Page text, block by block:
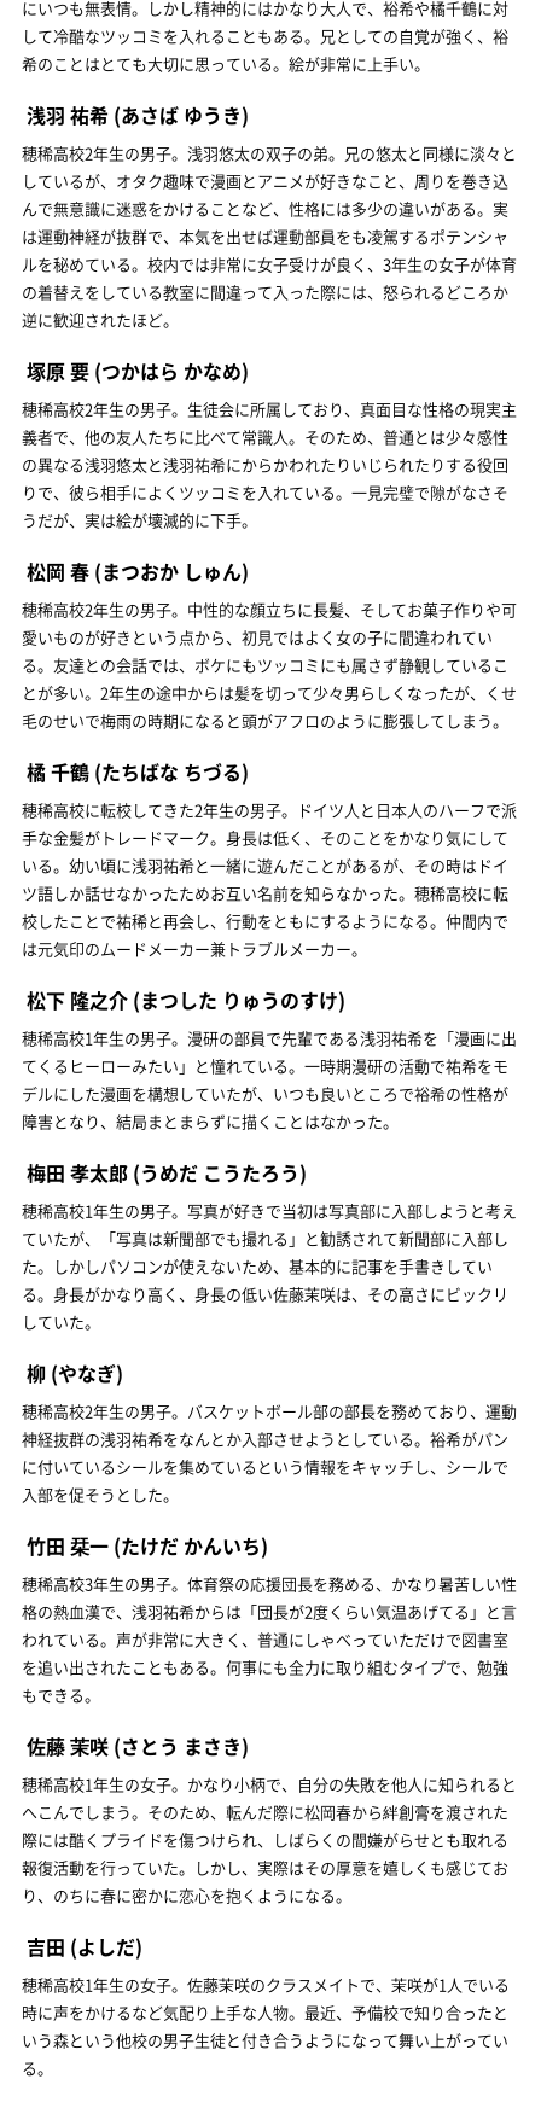
にいつも無表情。しかし精神的にはかなり大人で、裕希や橘千鶴に対
して冷酷なツッコミを入れることもある。兄としての自覚が強く、裕
希のことはとても大切に思っている。絵が非常に上手い。
浅羽 祐希 (あさば ゆうき)
穂稀高校2年生の男子。浅羽悠太の双子の弟。兄の悠太と同様に淡々と
しているが、オタク趣味で漫画とアニメが好きなこと、周りを巻き込
んで無意識に迷惑をかけることなど、性格には多少の違いがある。実
は運動神経が抜群で、本気を出せば運動部員をも凌駕するポテンシャ
ルを秘めている。校内では非常に女子受けが良く、3年生の女子が体育
の着替えをしている教室に間違って入った際には、怒られるどころか
逆に歓迎されたほど。
塚原 要 (つかはら かなめ)
穂稀高校2年生の男子。生徒会に所属しており、真面目な性格の現実主
義者で、他の友人たちに比べて常識人。そのため、普通とは少々感性
の異なる浅羽悠太と浅羽祐希にからかわれたりいじられたりする役回
りで、彼ら相手によくツッコミを入れている。一見完璧で隙がなさそ
うだが、実は絵が壊滅的に下手。
松岡 春 (まつおか しゅん)
穂稀高校2年生の男子。中性的な顔立ちに長髪、そしてお菓子作りや可
愛いものが好きという点から、初見ではよく女の子に間違われてい
る。友達との会話では、ボケにもツッコミにも属さず静観しているこ
とが多い。2年生の途中からは髪を切って少々男らしくなったが、くせ
毛のせいで梅雨の時期になると頭がアフロのように膨張してしまう。
橘 千鶴 (たちばな ちづる)
穂稀高校に転校してきた2年生の男子。ドイツ人と日本人のハーフで派
手な金髪がトレードマーク。身長は低く、そのことをかなり気にして
いる。幼い頃に浅羽祐希と一緒に遊んだことがあるが、その時はドイ
ツ語しか話せなかったためお互い名前を知らなかった。穂稀高校に転
校したことで祐稀と再会し、行動をともにするようになる。仲間内で
は元気印のムードメーカー兼トラブルメーカー。
松下 隆之介 (まつした りゅうのすけ)
穂稀高校1年生の男子。漫研の部員で先輩である浅羽祐希を「漫画に出
てくるヒーローみたい」と憧れている。一時期漫研の活動で祐希をモ
デルにした漫画を構想していたが、いつも良いところで裕希の性格が
障害となり、結局まとまらずに描くことはなかった。
梅田 孝太郎 (うめだ こうたろう)
穂稀高校1年生の男子。写真が好きで当初は写真部に入部しようと考え
ていたが、「写真は新聞部でも撮れる」と勧誘されて新聞部に入部し
た。しかしパソコンが使えないため、基本的に記事を手書きしてい
る。身長がかなり高く、身長の低い佐藤茉咲は、その高さにビックリ
していた。
柳 (やなぎ)
穂稀高校2年生の男子。バスケットボール部の部長を務めており、運動
神経抜群の浅羽祐希をなんとか入部させようとしている。裕希がパン
に付いているシールを集めているという情報をキャッチし、シールで
入部を促そうとした。
竹田 栞一 (たけだ かんいち)
穂稀高校3年生の男子。体育祭の応援団長を務める、かなり暑苦しい性
格の熱血漢で、浅羽祐希からは「団長が2度くらい気温あげてる」と言
われている。声が非常に大きく、普通にしゃべっていただけで図書室
を追い出されたこともある。何事にも全力に取り組むタイプで、勉強
もできる。
佐藤 茉咲 (さとう まさき)
穂稀高校1年生の女子。かなり小柄で、自分の失敗を他人に知られると
へこんでしまう。そのため、転んだ際に松岡春から絆創膏を渡された
際には酷くプライドを傷つけられ、しばらくの間嫌がらせとも取れる
報復活動を行っていた。しかし、実際はその厚意を嬉しくも感じてお
り、のちに春に密かに恋心を抱くようになる。
吉田 (よしだ)
穂稀高校1年生の女子。佐藤茉咲のクラスメイトで、茉咲が1人でいる
時に声をかけるなど気配り上手な人物。最近、予備校で知り合ったと
いう森という他校の男子生徒と付き合うようになって舞い上がってい
る。